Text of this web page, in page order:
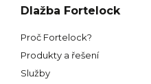
Dlažba Fortelock
Proč Fortelock?
Produkty a řešení
Služby